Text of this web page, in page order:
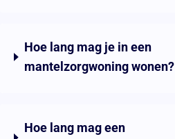
Hoe lang mag je in een
mantelzorgwoning wonen?
Hoe lang mag een